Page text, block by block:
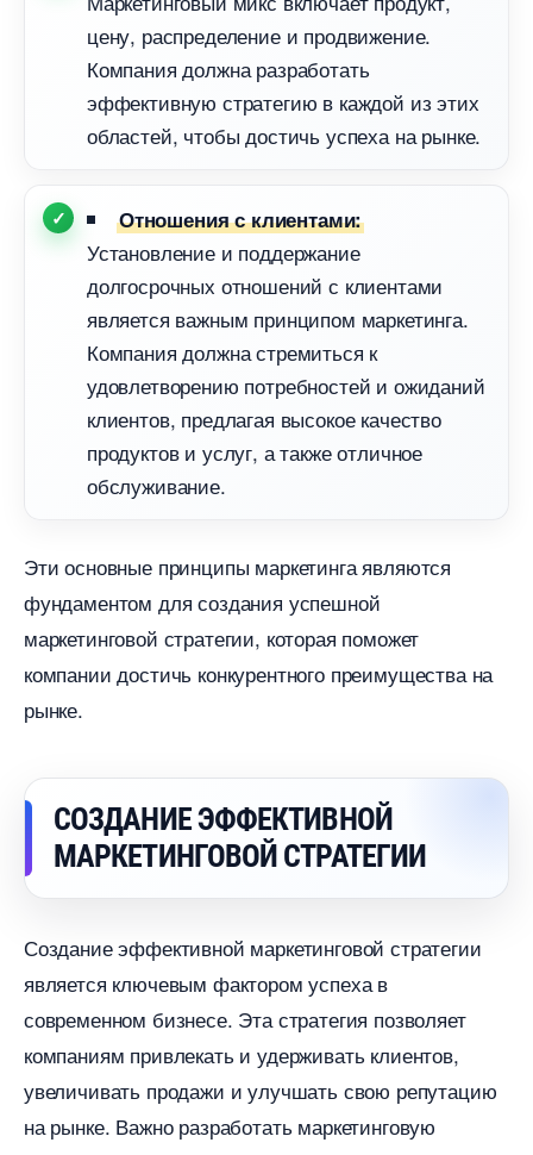
цену, распределение и продвижение.
Компания должна разработать
эффективную стратегию в каждой из этих
областей, чтобы достичь успеха на рынке.
Отношения с клиентами:
Установление и поддержание
долгосрочных отношений с клиентами
является важным принципом маркетинга.
Компания должна стремиться к
удовлетворению потребностей и ожиданий
клиентов, предлагая высокое качество
продуктов и услуг, а также отличное
обслуживание.
Эти основные принципы маркетинга являются
фундаментом для создания успешной
маркетинговой стратегии, которая поможет
компании достичь конкурентного преимущества на
рынке.
СОЗДАНИЕ ЭФФЕКТИВНОЙ
МАРКЕТИНГОВОЙ СТРАТЕГИИ
Создание эффективной маркетинговой стратегии
является ключевым фактором успеха
современном бизнесе. Эта стратегия позволяет
компаниям привлекать и удерживать клиентов,
увеличивать продажи и улучшать свою репутацию
на рынке. Важно разработать маркетинговую